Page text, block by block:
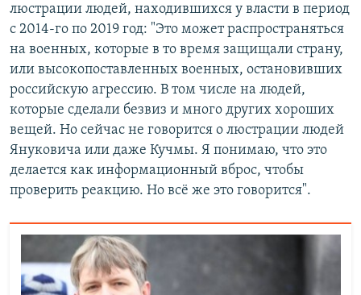
люстрации людей, находившихся у власти в период
с 2014-го по 2019 год: "Это может распространяться
на военных, которые в то время защищали страну,
или высокопоставленных военных, остановивших
российскую агрессию. В том числе на людей,
которые сделали безвиз и много других хороших
вещей. Но сейчас не говорится о люстрации людей
Януковича или даже Кучмы. Я понимаю, что это
делается как информационный вброс, чтобы
проверить реакцию. Но всё же это говорится".